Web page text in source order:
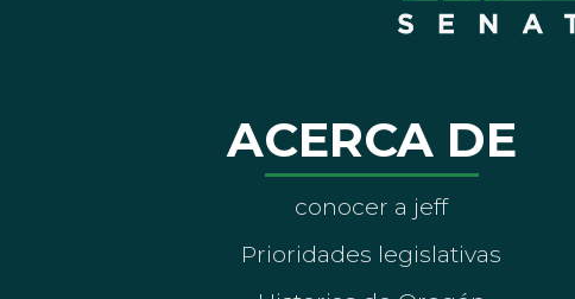
ACERCA DE
conocer a jeff
Prioridades legislativas